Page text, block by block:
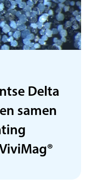
Delta
samen